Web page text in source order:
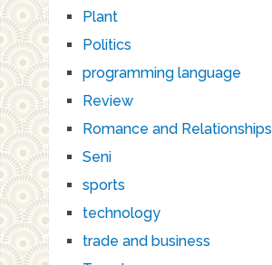
Plant
Politics
programming language
Review
Romance and Relationships
Seni
sports
technology
trade and business